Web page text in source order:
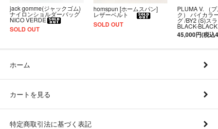
jack gomme(ジャックゴム)
ナイロンショルダーバッグ
NICO VERDE
SOLD OUT
homspun [ホームスパン]
レザーベルト
SOLD OUT
PLUMA V. （
ク） バイカラ
グ /BY2 (S)ス
BLACK-BLACK
45,000円(税込
ホーム
カートを見る
特定商取引法に基づく表記